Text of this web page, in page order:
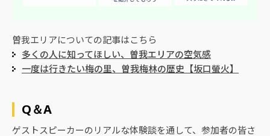
曽我エリアについての記事はこちら
多くの人に知ってほしい、曽我エリアの空気感
一度は行きたい梅の里、曽我梅林の歴史【坂口螢火】
Q＆A
ゲストスピーカーのリアルな体験談を通して、参加者の皆さ